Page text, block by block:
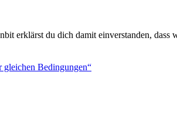
erklärst du dich damit einverstanden, dass